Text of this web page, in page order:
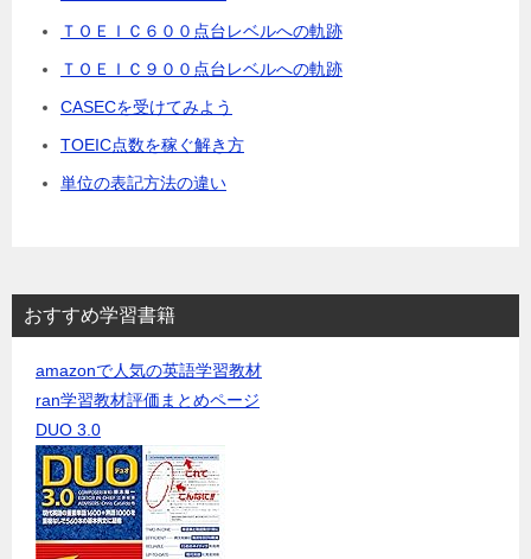
ＴＯＥＩＣ６００点台レベルへの軌跡
ＴＯＥＩＣ９００点台レベルへの軌跡
CASECを受けてみよう
TOEIC点数を稼ぐ解き方
単位の表記方法の違い
おすすめ学習書籍
amazonで人気の英語学習教材
ran学習教材評価まとめページ
DUO 3.0